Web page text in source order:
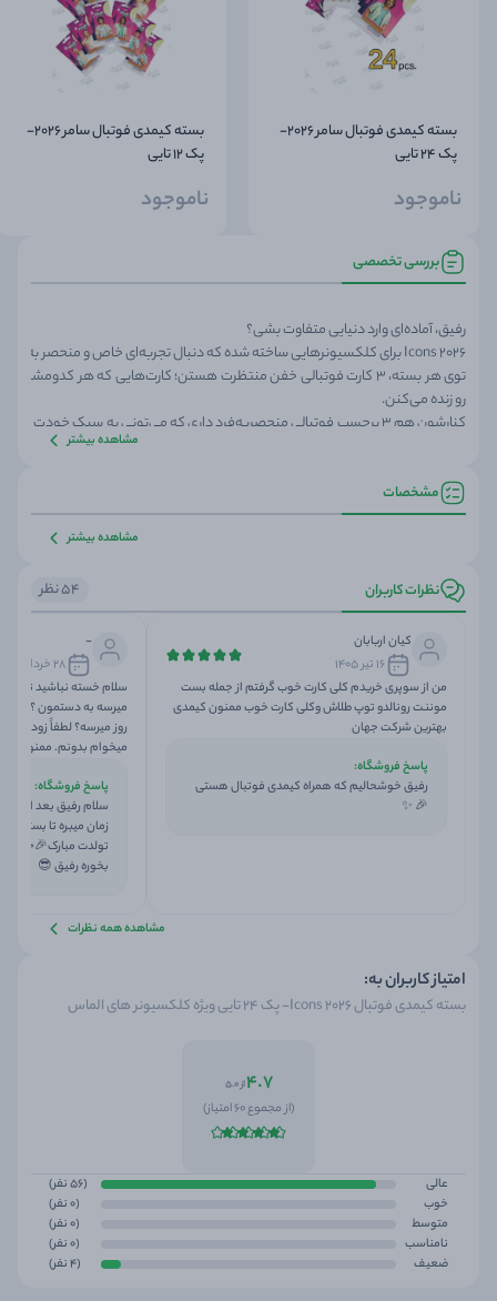
بسته کیمدی فوتبال سامر 2026-
پک 24 تایی
ناموجود
بسته کیمدی فوتبال سامر 2026-
پک 12 تایی
ناموجود
بررسی تخصصی
رفیق، آماده‌ای وارد دنیایی متفاوت بشی؟
Icons 2026 برای کلکسیونرهایی ساخته شده که دنبال تجربه‌ای خاص و منحصر به فردن.
توی هر بسته، ۳ کارت فوتبالی خفن منتظرت هستن؛ کارت‌هایی که هر
رو زنده می‌کنن.
کنارشون هم ۳ برچسب فوتبالی منحصربه‌فرد داری که می‌تونی به سبک
لحظه‌ی هیجان‌انگیز رو برات زنده می‌کنه.
Icons 2026 کلکسیونت رو یه پله بالاتر می‌بره و تجربه‌ای متفاوت از فوتبال و جمع‌آوری کارت‌ها بهت می‌ده.
مشاهده بیشتر
مشخصات
مشاهده بیشتر
نظرات کاربران
کیان اربابان
۱۶ تیر ۱۴۰۵
من از سوپری خریدم کلی کارت خوب گرفتم از جمله بست
موننت رونالدو توپ طلاش وکلی کارت خوب ممنون کیمدی
بهترین شرکت جهان
پاسخ فروشگاه:
رفیق خوشحالیم که همراه کیمدی فوتبال هستی
🎉 ✨
-
۲۸ خرداد ۱۴۰۵
روز میرسه؟ لطفاً زودتر
میخوام بدونم. ممنون
پاسخ فروشگاه:
زمان میبره تا بستت
تولدت مبارک🎉🥳
بخوره رفیق 😎
مشاهده همه نظرات
54 نظر
امتیاز کاربران به:
بسته کیمدی فوتبال 2026 Icons- پک 24 تایی ویژه کلکسیونر های الماس
4.7از 5.0
(از مجموع 60 امتیاز)
عالی
(56 نفر)
خوب
(0 نفر)
متوسط
(0 نفر)
نامناسب
(0 نفر)
ضعیف
(4 نفر)